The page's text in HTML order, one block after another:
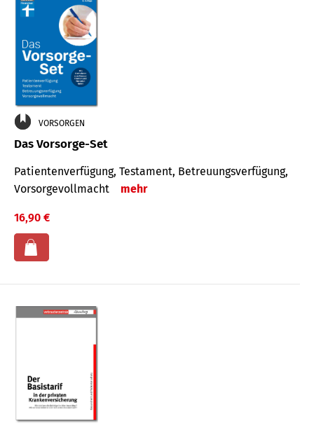
VORSORGEN
Das Vorsorge-Set
Patienten­ver­fügung, Testa­ment, Be­treuungs­verfü­gung,
Vor­sorge­voll­macht
mehr
16,90 €